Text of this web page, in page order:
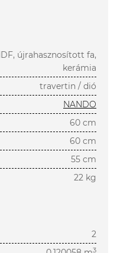
újrahasznosított fa,
kerámia
travertin / dió
NANDO
60 cm
60 cm
55 cm
22 kg
2
3